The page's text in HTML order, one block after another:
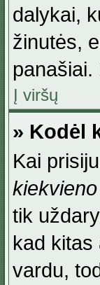
dalykai,
žinutės,
Į viršų
» Kodėl
Kai
tik
kad kitas
vardu,